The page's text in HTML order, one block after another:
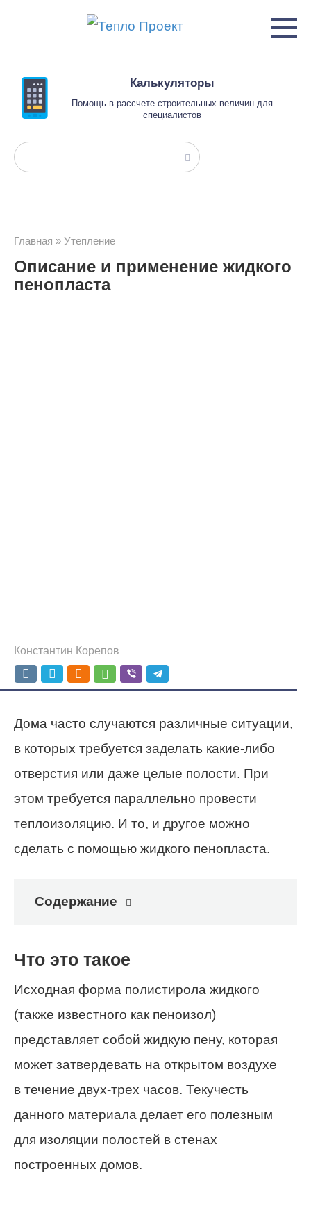
Калькуляторы
Помощь в рассчете строительных величин для
специалистов
Поиск:
Главная » Утепление
Описание и применение жидкого
пенопласта
Константин Корепов
Дома часто случаются различные ситуации,
в которых требуется заделать какие-либо
отверстия или даже целые полости. При
этом требуется параллельно провести
теплоизоляцию. И то, и другое можно
сделать с помощью жидкого пенопласта.
Содержание
Что это такое
Исходная форма полистирола жидкого
(также известного как пеноизол)
представляет собой жидкую пену, которая
может затвердевать на открытом воздухе
в течение двух-трех часов. Текучесть
данного материала делает его полезным
для изоляции полостей в стенах
построенных домов.